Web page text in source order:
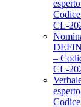
CL-
–
CL-